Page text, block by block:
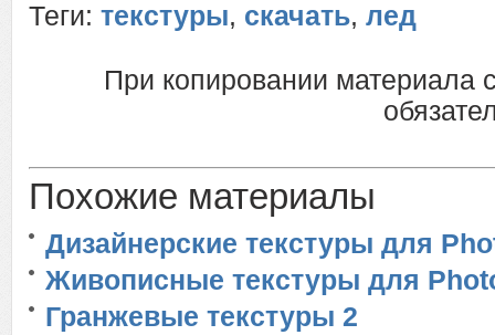
Теги: текстуры, скачать, лед
При копировании материала
Похожие материалы
Дизайнерские текстуры для
Живописные текстуры для
Гранжевые текстуры 2